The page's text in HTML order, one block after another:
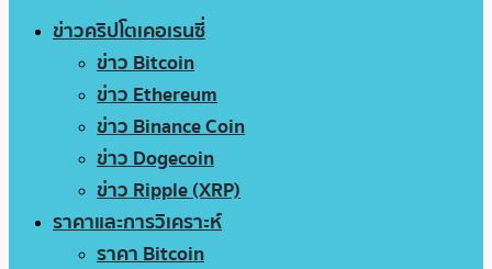
ข่าวคริปโตเคอเรนซี่
ข่าว Bitcoin
ข่าว Ethereum
ข่าว Binance Coin
ข่าว Dogecoin
ข่าว Ripple (XRP)
ราคาและการวิเคราะห์
ราคา Bitcoin